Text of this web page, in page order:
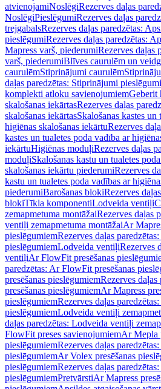
atvienojamiNoslēgiRezerves daļas
NoslēgiPieslēgumiRezerves daļas
trejgabalsRezerves daļas paredzētas:
pieslēgumiRezerves daļas paredzētas:
Mapress varš, piederumiRezerves daļas
varš, piederumiBlīves caurulēm un
caurulēmStiprinājumi caurulēm
daļas paredzētas: Stiprinājumi
komplekti atloku savienojumiemGeberit
skalošanas iekārtasRezerves daļas
skalošanas iekārtasSkalošanas kastes
higiēnas skalošanas iekārtuRezerves
kastes un tualetes poda vadība ar
iekārtuHigiēnas moduļiRezerves daļas
moduļiSkalošanas kastu un tualetes
skalošanas iekārtu piederumiRezerves
kastu un tualetes poda vadības ar
piederumiBarošanas blokiRezerves
blokiTīkla komponentiLodveida ventiļi
zemapmetuma montāžaiRezerves daļas
ventiļi zemapmetuma montāžaiAr
pieslēgumiemRezerves daļas
pieslēgumiemLodveida ventiļiRezerves
ventiļiAr FlowFit presēšanas
paredzētas: Ar FlowFit presēšanas
presēšanas pieslēgumiemRezerves
presēšanas pieslēgumiemAr Mapress
pieslēgumiemRezerves daļas
pieslēgumiemLodveida ventiļi
daļas paredzētas: Lodveida ventiļi
FlowFit preses savienojumiemAr Mepla
pieslēgumiemRezerves daļas
pieslēgumiemAr Volex presēšanas
pieslēgumiemRezerves daļas
pieslēgumiemPretvārstiAr Mapress